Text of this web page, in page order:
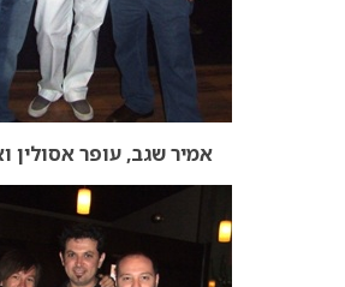
אמיר שגב, עופר אסולין